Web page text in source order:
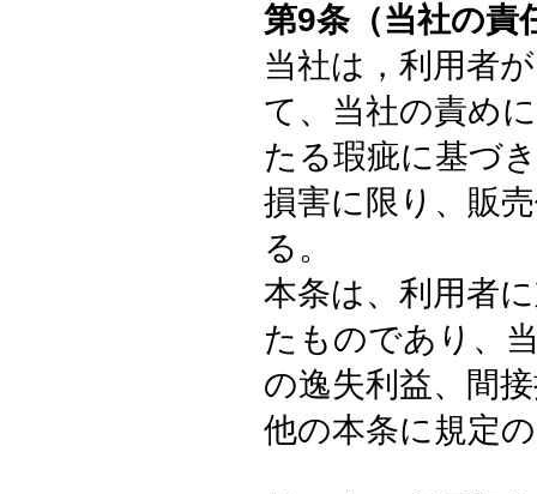
第9条（当社の責
当社は，利用者
て、当社の責め
たる瑕疵に基づ
損害に限り、販
る。
本条は、利用者
たものであり、
の逸失利益、間
他の本条に規定